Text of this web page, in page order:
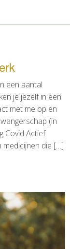
een aantal
je jezelf in een
met me op en
(in
Covid Actief
medicijnen die […]